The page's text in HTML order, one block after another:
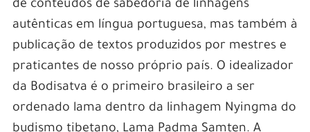
de conteúdos de sabedoria de linhagens
autênticas em língua portuguesa, mas também à
publicação de textos produzidos por mestres e
praticantes de nosso próprio país. O idealizador
da Bodisatva é o primeiro brasileiro a ser
ordenado lama dentro da linhagem Nyingma do